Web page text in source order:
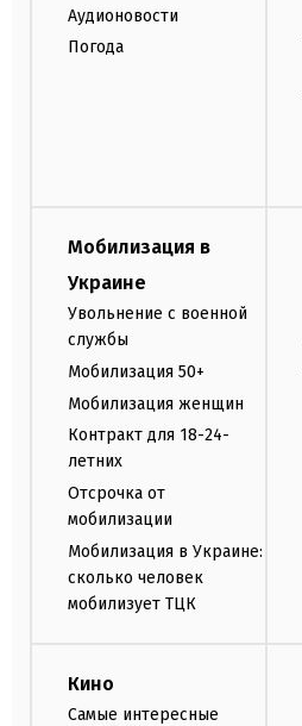
Аудионовости
Погода
Мобилизация в
Украине
Увольнение с военной
службы
Мобилизация 50+
Мобилизация женщин
Контракт для 18-24-
летних
Отсрочка от
мобилизации
Мобилизация в Украине:
сколько человек
мобилизует ТЦК
Кино
Самые интересные